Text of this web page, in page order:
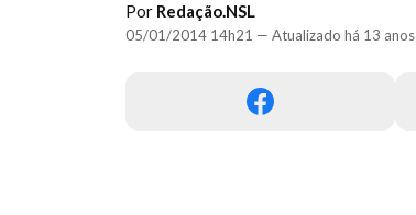
Por Redação.NSL
05/01/2014 14h21 — Atualizado há 13 anos